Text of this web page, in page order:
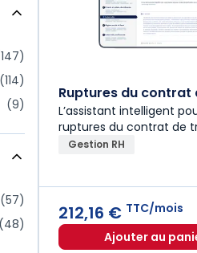
147
114
9
57
48
Ruptures du contrat
L’assistant intelligent
ruptures du contrat de
Gestion RH
212,16 € TTC/mois
Ajouter au